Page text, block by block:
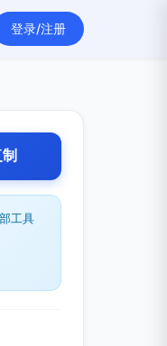
登录/注册
工具